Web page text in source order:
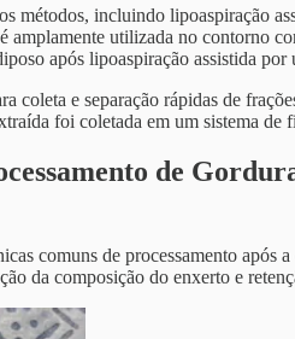
métodos, incluindo lipoaspiração
amplamente utilizada no contorno
após lipoaspiração assistida
coleta e separação rápidas de
foi coletada em um sistema
de
comuns de processamento
da composição do enxerto e